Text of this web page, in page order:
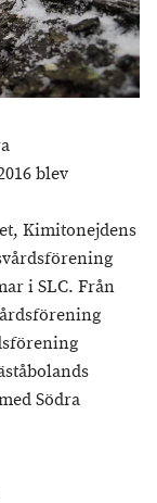
blev
Kimitonejdens
i SLC. Från
Södra